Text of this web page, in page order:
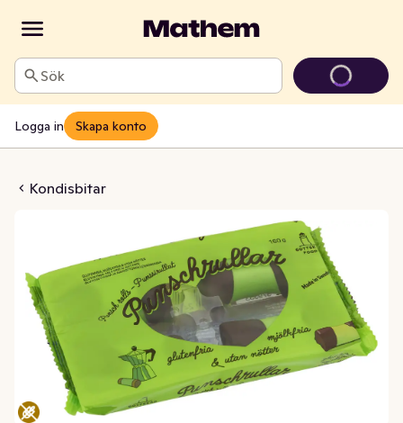
Sök
Logga in Skapa konto
Kondisbitar
Glutenfri 4-p